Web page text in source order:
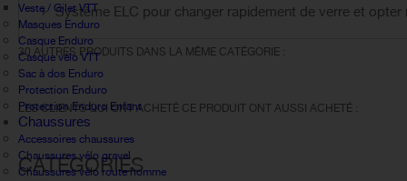
Veste / Gilet VTT
Masques Enduro
Casque Enduro
Casque vélo VTT
Sac à dos Enduro
Protection Enduro
Protection Enduro Enfant
Chaussures
Accessoires chaussures
Chaussures vélo gravel
Chaussures vélo route homme
Système ELC pour changer rapidement de verre et
30 AUTRES PRODUITS DANS LA MÊME CATÉGORIE :
LES CLIENTS QUI ONT ACHETÉ CE PRODUIT ONT AUSSI ACHETÉ :
CATÉGORIES